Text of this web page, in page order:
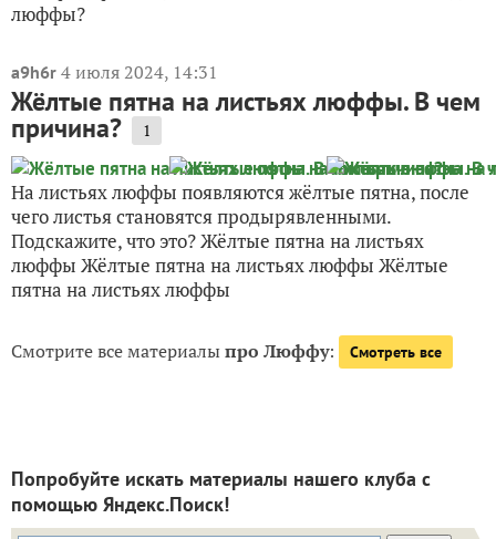
люффы?
a9h6r 4 июля 2024, 14:31
Жёлтые пятна на листьях люффы. В чем
причина? 1
На листьях люффы появляются жёлтые пятна, после
чего листья становятся продырявленными.
Подскажите, что это? Жёлтые пятна на листьях
люффы Жёлтые пятна на листьях люффы Жёлтые
пятна на листьях люффы
Смотрите все материалыпро Люффу: Смотреть все
Попробуйте искать материалы нашего клуба с
помощью Яндекс.Поиск!